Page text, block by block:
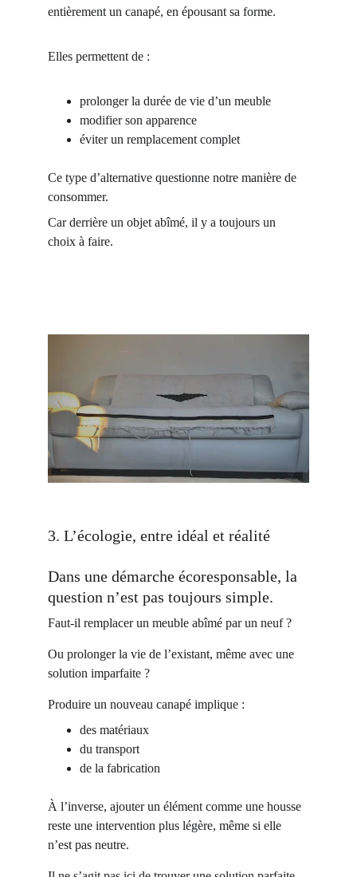
entièrement un canapé, en épousant sa forme.
Elles permettent de :
prolonger la durée de vie d’un meuble
modifier son apparence
éviter un remplacement complet
Ce type d’alternative questionne notre manière de
consommer.
Car derrière un objet abîmé, il y a toujours un
choix à faire.
3. L’écologie, entre idéal et réalité
Dans une démarche écoresponsable, la
question n’est pas toujours simple.
Faut-il remplacer un meuble abîmé par un neuf ?
Ou prolonger la vie de l’existant, même avec une
solution imparfaite ?
Produire un nouveau canapé implique :
des matériaux
du transport
de la fabrication
À l’inverse, ajouter un élément comme une housse
reste une intervention plus légère, même si elle
n’est pas neutre.